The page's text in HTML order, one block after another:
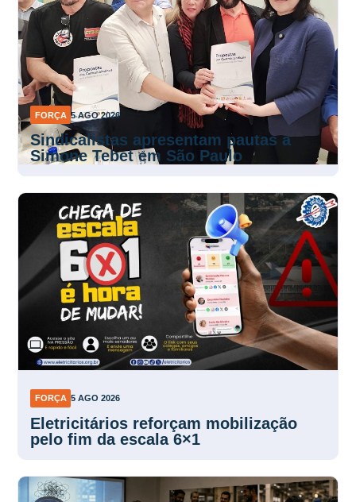
FORÇA 5 AGO 2026
Sindicalistas apresentam pautas a
Simone Tebet em São Paulo
FORÇA 5 AGO 2026
Eletricitários reforçam mobilização
pelo fim da escala 6×1